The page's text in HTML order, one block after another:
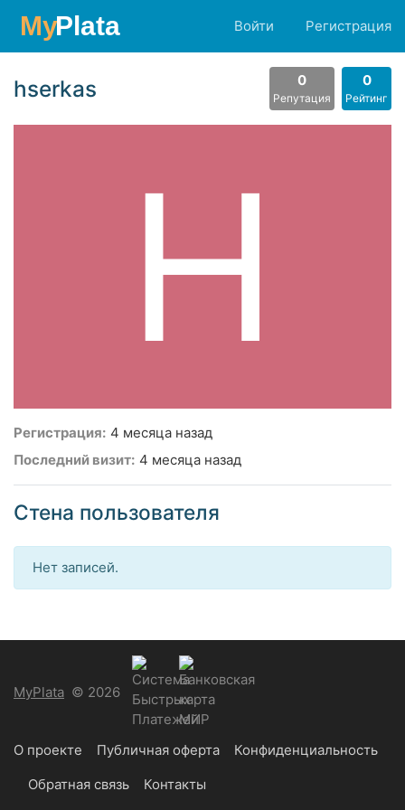
Войти Регистрация
hserkas 0
Репутация
0
Рейтинг
H
Регистрация: 4 месяца назад
Последний визит: 4 месяца назад
Стена пользователя
Нет записей.
MyPlata © 2026
О проекте Публичная оферта
Конфиденциальность
Обратная связь
Контакты